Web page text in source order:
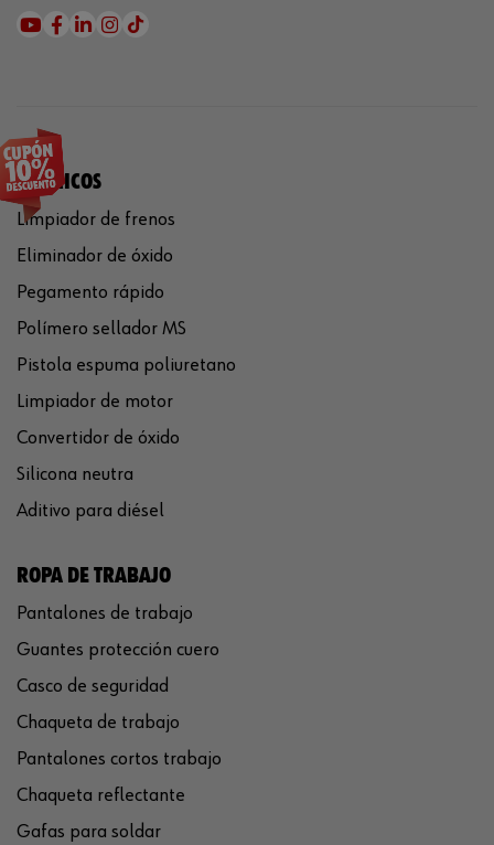
QUÍMICOS
Limpiador de frenos
Eliminador de óxido
Pegamento rápido
Polímero sellador MS
Pistola espuma poliuretano
Limpiador de motor
Convertidor de óxido
Silicona neutra
Aditivo para diésel
ROPA DE TRABAJO
Pantalones de trabajo
Guantes protección cuero
Casco de seguridad
Chaqueta de trabajo
Pantalones cortos trabajo
Chaqueta reflectante
Gafas para soldar